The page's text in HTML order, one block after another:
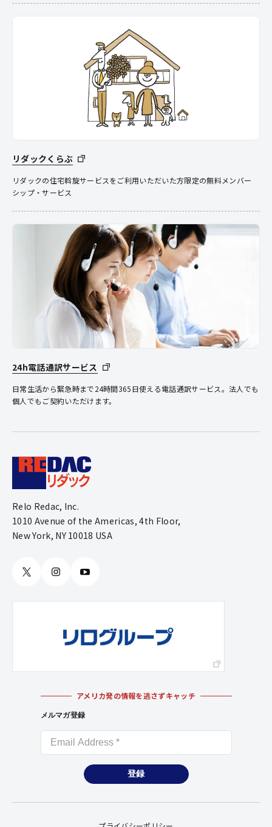
リダックくらぶ
リダックの住宅斡旋サービスをご利用いただいた方限定の無料メンバー
シップ・サービス
24h電話通訳サービス
日常生活から緊急時まで24時間365日使える電話通訳サービス。法人でも
個人でもご契約いただけます。
Relo Redac, Inc.
1010 Avenue of the Americas, 4th Floor,
New York, NY 10018 USA
アメリカ発の情報を逃さずキャッチ
メルマガ登録
登録